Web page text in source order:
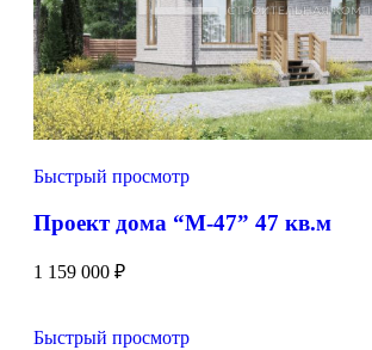
Быстрый просмотр
Проект дома “М-47” 47 кв.м
1 159 000 ₽
Быстрый просмотр